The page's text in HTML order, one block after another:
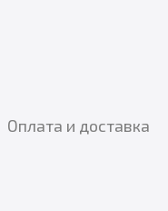
Оплата и доставка